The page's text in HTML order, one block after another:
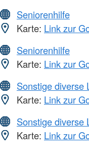
Seniorenhilfe
Karte: Link zur
Seniorenhilfe
Karte: Link zur
Sonstige diverse
Karte: Link zur
Sonstige diverse
Karte: Link zur